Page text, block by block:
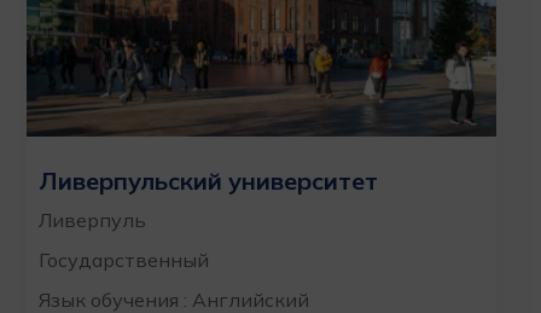
Ливерпульский университет
Ливерпуль
Государственный
Язык обучения : Английский